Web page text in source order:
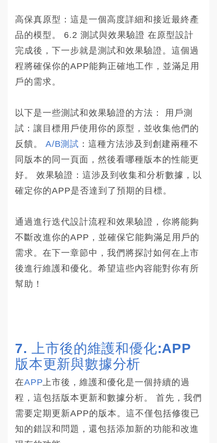
高保真原型：這是一個高度詳細和接近最終產
品的模型。 6.2 測試與效果驗證 在原型設計
完成後，下一步就是測試和效果驗證。這個過
程將確保你的APP能夠正確地工作，並滿足用
戶的需求。
以下是一些測試和效果驗證的方法： 用戶測
試：讓目標用戶使用你的原型，並收集他們的
反饋。 A/B測試 ：這種方法涉及到創建兩種不
同版本的同一頁面，然後看哪種版本的性能更
好。 效果驗證：這涉及到收集和分析數據，以
確定你的APP是否達到了預期的目標。
通過進行迭代設計流程和效果驗證，你將能夠
不斷改進你的APP，並確保它能夠滿足用戶的
需求。在下一章節中，我們將探討如何在上市
後進行維護和優化。希望這些內容能對你有所
幫助！
7. 上市後的維護和優化:APP
版本更新與數據分析
在APP 上市後，維護和優化是一個持續的過
程，這包括版本更新和數據分析。 首先，我們
需要定期更新APP的版本。這不僅包括修復已
知的錯誤和問題，還包括添加新的功能和改進